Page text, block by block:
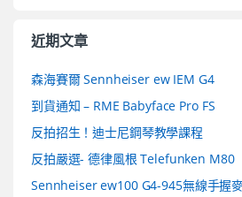
近期文章
森海賽爾 Sennheiser ew IEM G4
到貨通知 – RME Babyface Pro FS
反拍招生！迪士尼鋼琴教學課程
反拍嚴選- 德律風根 Telefunken M80
Sennheiser ew100 G4-945無線手握